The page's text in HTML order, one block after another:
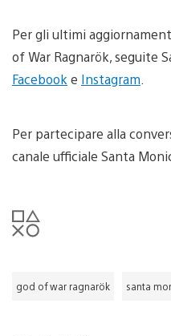
Per gli ultimi
of War Ragnarök, seguite
Facebook e Instagram
Per partecipare alla
canale ufficiale Santa
god of war ragnarök santa